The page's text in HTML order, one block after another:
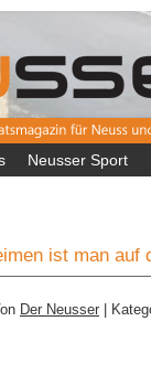
Neusser Sport
ist man auf
Der Neusser |